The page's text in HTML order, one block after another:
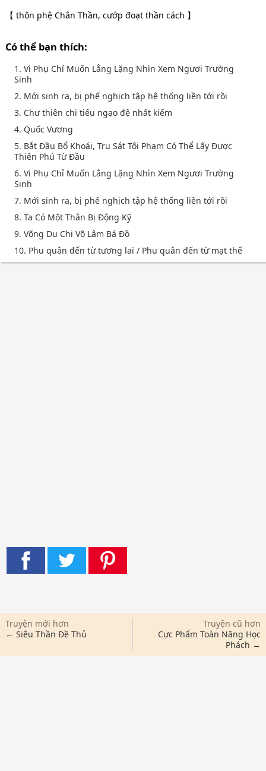
【 thôn phệ Chân Thần, cướp đoạt thần cách 】
Có thể bạn thích:
1. Vi Phụ Chỉ Muốn Lẳng Lặng Nhìn Xem Ngươi Trường
Sinh
2. Mới sinh ra, bị phế nghịch tập hệ thống liền tới rồi
3. Chư thiên chi tiếu ngạo đệ nhất kiếm
4. Quốc Vương
5. Bắt Đầu Bổ Khoái, Tru Sát Tội Phạm Có Thể Lấy Được
Thiên Phú Từ Đầu
6. Vi Phụ Chỉ Muốn Lẳng Lặng Nhìn Xem Ngươi Trường
Sinh
7. Mới sinh ra, bị phế nghịch tập hệ thống liền tới rồi
8. Ta Có Một Thân Bị Động Kỹ
9. Võng Du Chi Võ Lâm Bá Đồ
10. Phu quân đến từ tương lai / Phu quân đến từ mạt thế
Truyện mới hơn
← Siêu Thần Đề Thủ
Truyện cũ hơn
Cực Phẩm Toàn Năng Học
Phách →